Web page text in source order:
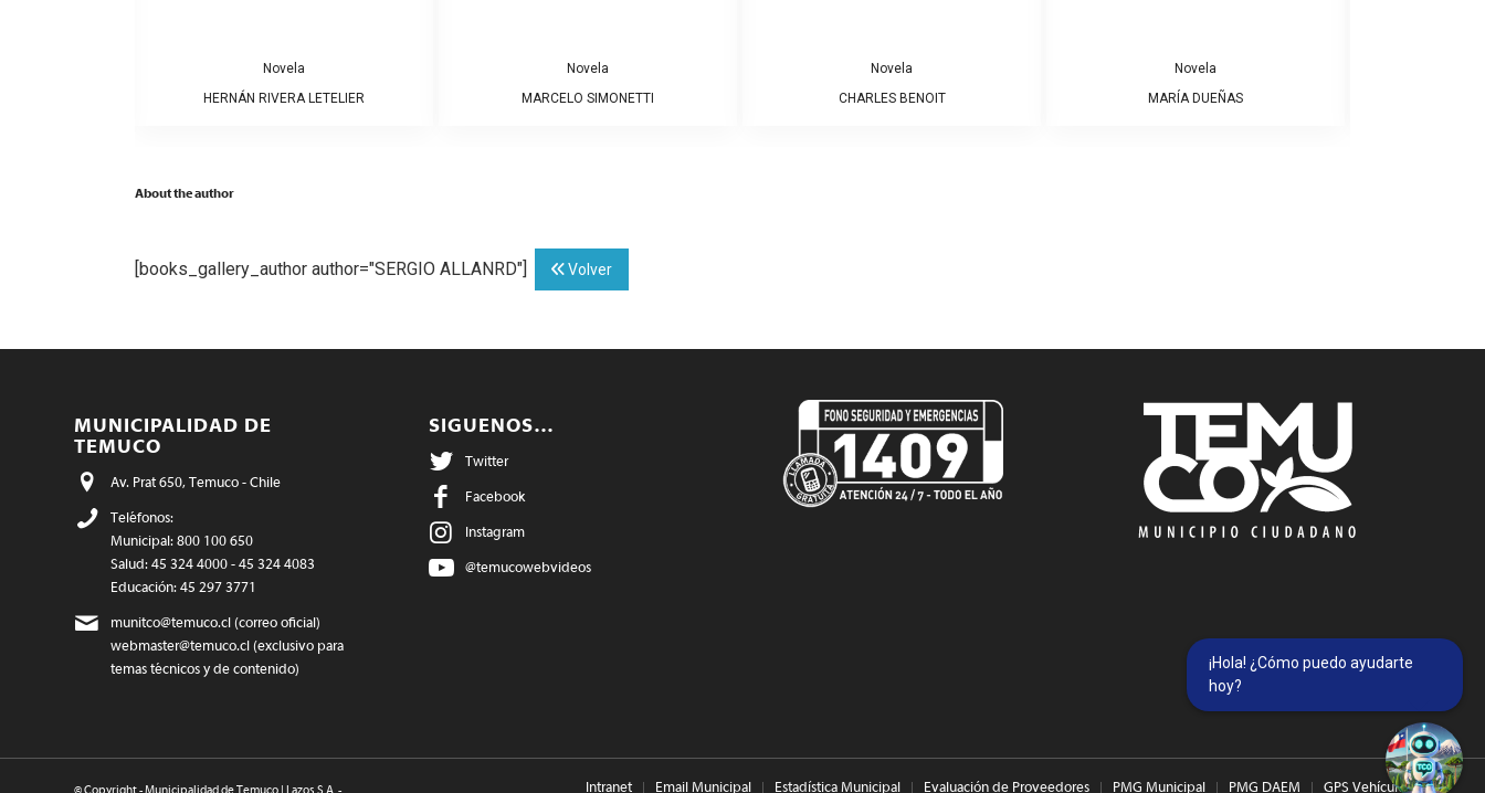
Novela
HERNÁN RIVERA LETELIER
Novela
MARCELO SIMONETTI
Novela
CHARLES BENOIT
Novela
MARÍA DUEÑAS
About the author
[books_gallery_author author="SERGIO ALLANRD"] Volver
MUNICIPALIDAD DE
TEMUCO
Av. Prat 650, Temuco - Chile
Teléfonos:
Municipal: 800 100 650
Salud: 45 324 4000 - 45 324 4083
Educación: 45 297 3771
munitco@temuco.cl (correo oficial)
webmaster@temuco.cl (exclusivo para
temas técnicos y de contenido)
SIGUENOS…
Twitter
Facebook
Instagram
@temucowebvideos
© Copyright - Municipalidad de Temuco | Lazos S.A. - Intranet Email Municipal Estadística Municipal Evaluación de Proveedores PMG Municipal PMG DAEM GPS Vehículos
¡Hola! ¿Cómo puedo ayudarte
hoy?